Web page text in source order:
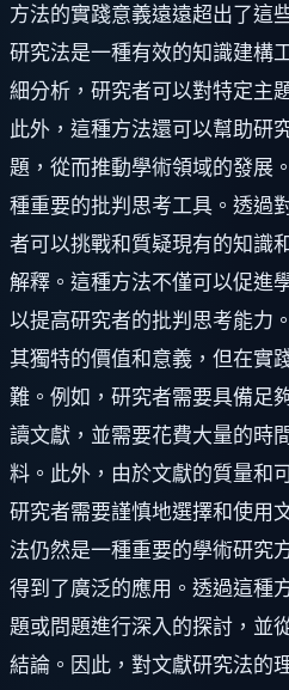
方法的實踐意義遠遠超出了這
研究法是一種有效的知識建構
細分析，研究者可以對特定主
此外，這種方法還可以幫助研
題，從而推動學術領域的發展
種重要的批判思考工具。透過
者可以挑戰和質疑現有的知識
解釋。這種方法不僅可以促進
以提高研究者的批判思考能力
其獨特的價值和意義，但在實
難。例如，研究者需要具備足
讀文獻，並需要花費大量的時
料。此外，由於文獻的質量和
研究者需要謹慎地選擇和使用
法仍然是一種重要的學術研究
得到了廣泛的應用。透過這種
題或問題進行深入的探討，並
結論。因此，對文獻研究法的